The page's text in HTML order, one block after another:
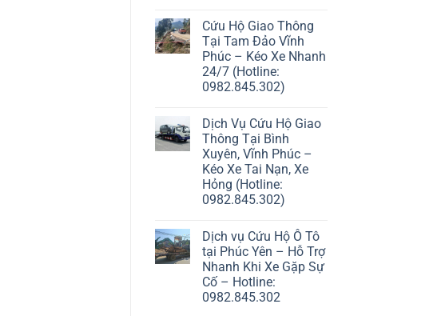
Cứu Hộ Giao Thông
Tại Tam Đảo Vĩnh
Phúc – Kéo Xe Nhanh
24/7 (Hotline:
0982.845.302)
Dịch Vụ Cứu Hộ Giao
Thông Tại Bình
Xuyên, Vĩnh Phúc –
Kéo Xe Tai Nạn, Xe
Hỏng (Hotline:
0982.845.302)
Dịch vụ Cứu Hộ Ô Tô
tại Phúc Yên – Hỗ Trợ
Nhanh Khi Xe Gặp Sự
Cố – Hotline:
0982.845.302